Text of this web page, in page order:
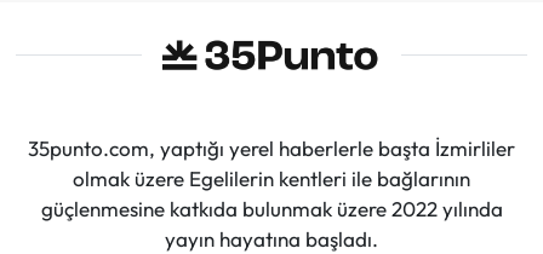
35punto.com, yaptığı yerel haberlerle başta İzmirliler
olmak üzere Egelilerin kentleri ile bağlarının
güçlenmesine katkıda bulunmak üzere 2022 yılında
yayın hayatına başladı.